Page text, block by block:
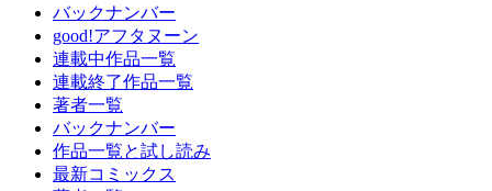
バックナンバー
good!アフタヌーン
連載中作品一覧
連載終了作品一覧
著者一覧
バックナンバー
作品一覧と試し読み
最新コミックス